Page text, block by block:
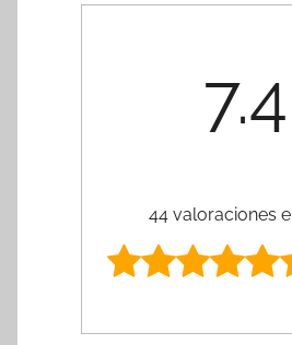
7.4
44 valoraciones